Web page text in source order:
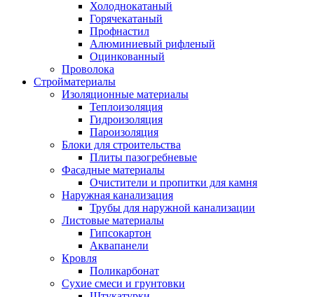
Холоднокатаный
Горячекатаный
Профнастил
Алюминиевый рифленый
Оцинкованный
Проволока
Стройматериалы
Изоляционные материалы
Теплоизоляция
Гидроизоляция
Пароизоляция
Блоки для строительства
Плиты пазогребневые
Фасадные материалы
Очистители и пропитки для камня
Наружная канализация
Трубы для наружной канализации
Листовые материалы
Гипсокартон
Аквапанели
Кровля
Поликарбонат
Сухие смеси и грунтовки